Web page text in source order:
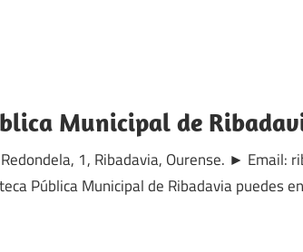
Municipal de
1, Ribadavia, Ourense. ►
Pública Municipal de Ribadavia puedes